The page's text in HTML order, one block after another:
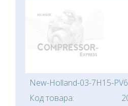
New-Holland-03-7H15-
Код товара: